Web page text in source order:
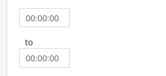
to